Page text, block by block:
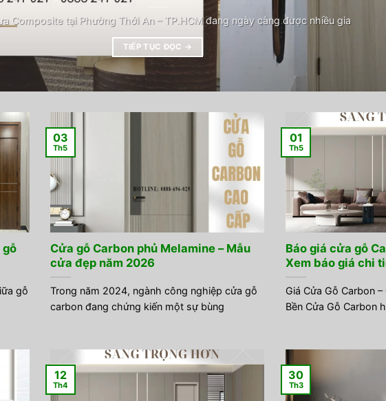
Composite tại Phường Thới An – TP.HCM đang ngày càng được nhiều gia
TIẾP TỤC ĐỌC →
gỗ
Cửa gỗ Carbon phủ Melamine – Mẫu
cửa đẹp năm 2026
Trong năm 2024, ngành công nghiệp cửa gỗ
carbon đang chứng kiến một sự bùng
03
Th5
Báo giá cửa gỗ
Xem báo giá chi
Giá Cửa Gỗ Carbon
Bền Cửa Gỗ Carbon
01
Th5
12
Th4
30
Th3